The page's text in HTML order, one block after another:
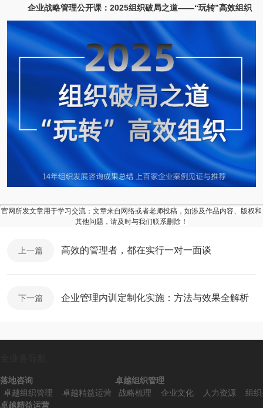
企业战略管理公开课：2025组织破局之道——“玩转”高效组织
官网所发文章用于学习交流；文章来自网络或者老师投稿，如涉及作品内容、版权和
其他问题，请及时与我们联系删除！
上一篇 高效的管理者，都在实行一对一面谈
下一篇 企业管理内训定制化实施：方法与效果全解析
落地咨询
卓越组织管理
卓越精益运营
卓越组织管理
战略梳理
企业文化 人力资源
组
卓越精益运营